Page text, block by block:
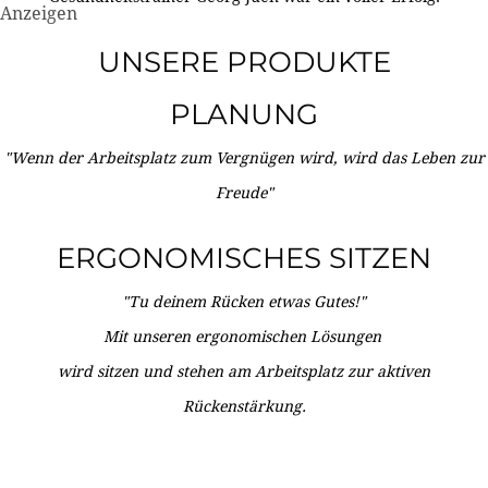
Anzeigen
UNSERE PRODUKTE
PLANUNG
"Wenn der Arbeitsplatz zum Vergnügen wird, wird das Leben zur
Freude"
ERGONOMISCHES SITZEN
"Tu deinem Rücken etwas Gutes!"
Mit unseren ergonomischen Lösungen
wird sitzen und stehen am Arbeitsplatz zur aktiven
Rückenstärkung.